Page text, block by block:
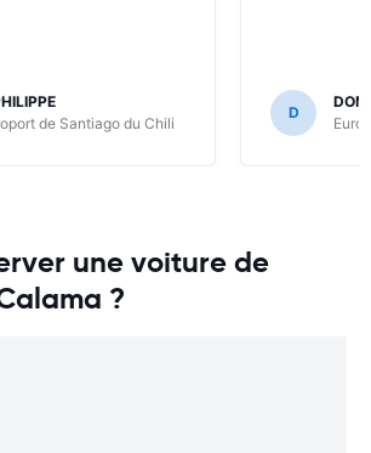
de Santiago du Chili
D
une voiture de
?